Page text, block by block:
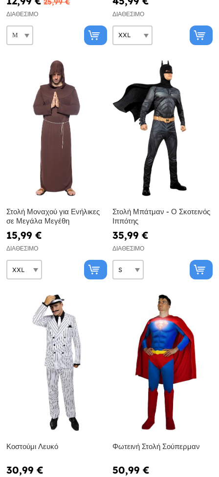
ΔΙΑΘΈΣΙΜΟ ΔΙΑΘΈΣΙΜΟ
Στολή Μοναχού για Ενήλικες
σε Μεγάλα Μεγέθη
15,99 €
ΔΙΑΘΈΣΙΜΟ
Στολή Μπάτμαν - Ο Σκοτεινός
Ιππότης
35,99 €
ΔΙΑΘΈΣΙΜΟ
Κοστούμι Λευκό
30,99 €
Φωτεινή Στολή Σούπερμαν
50,99 €